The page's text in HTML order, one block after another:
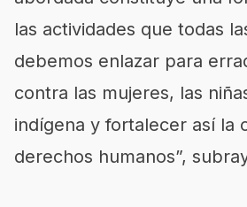
las actividades que todas
debemos enlazar para
contra las mujeres, las
indígena y fortalecer así la
derechos humanos”,